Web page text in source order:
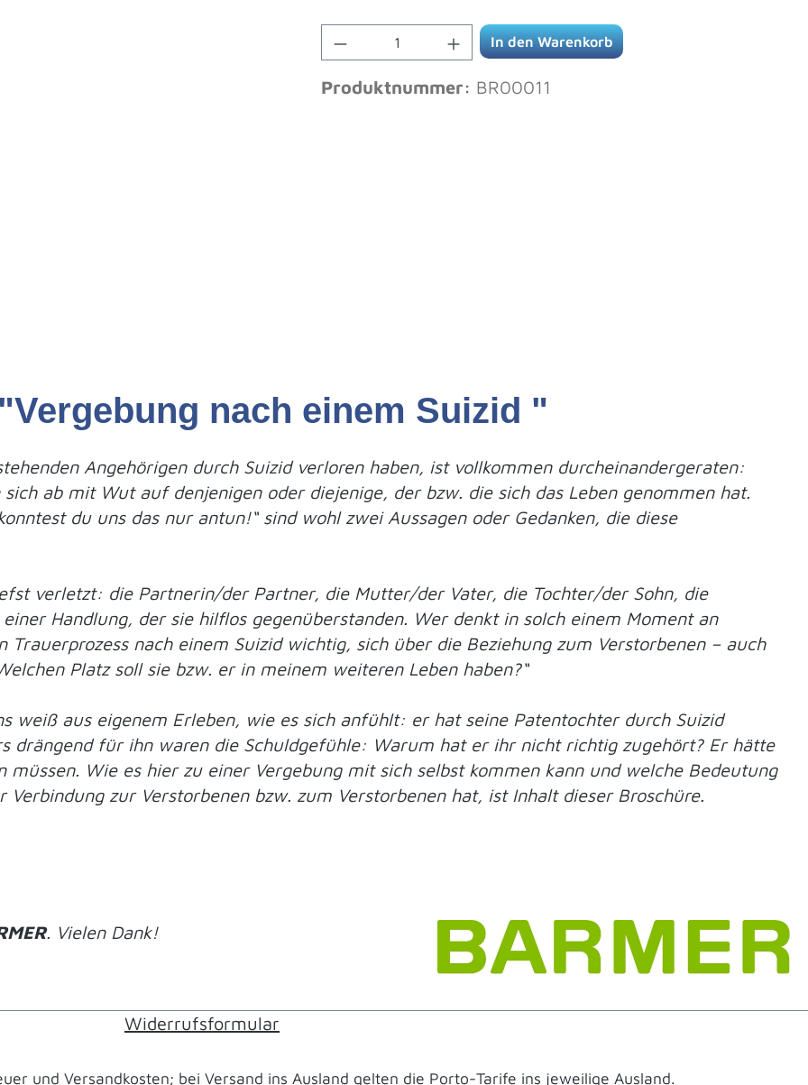
Produkt Anzahl: Gib den gewünschten Wert
In den Warenkorb
Produktnummer: BR00011
nach einem Suizid "
Angehörigen durch Suizid verloren haben, ist vollkommen durcheinandergeraten:
ab mit Wut auf denjenigen oder diejenige, der bzw. die sich das Leben genommen hat.
du uns das nur antun!“ sind wohl zwei Aussagen oder Gedanken, die diese
verletzt: die Partnerin/der Partner, die Mutter/der Vater, die Tochter/der Sohn, die
Handlung, der sie hilflos gegenüberstanden. Wer denkt in solch einem Moment an
Trauerprozess nach einem Suizid wichtig, sich über die Beziehung zum Verstorbenen – auch
Platz soll sie bzw. er in meinem weiteren Leben haben?“
weiß aus eigenem Erleben, wie es sich anfühlt: er hat seine Patentochter durch Suizid
drängend für ihn waren die Schuldgefühle: Warum hat er ihr nicht richtig zugehört? Er hätte
müssen. Wie es hier zu einer Vergebung mit sich selbst kommen kann und welche Bedeutung
zur Verstorbenen bzw. zum Verstorbenen hat, ist Inhalt dieser Broschüre.
. Vielen Dank!
Widerrufsformular
und Versandkosten; bei Versand ins Ausland gelten die Porto-Tarife ins jeweilige Ausland.